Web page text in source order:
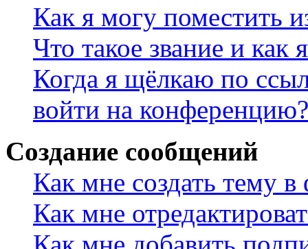
Как я могу поместить
Что такое звание и как
Когда я щёлкаю по
войти на конференцию?
Создание сообщений
Как мне создать тему
Как мне